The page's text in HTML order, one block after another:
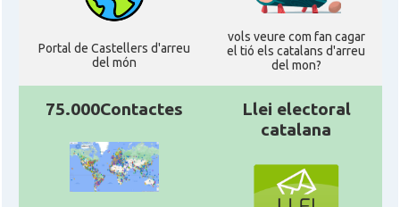
Portal de Castellers d'arreu
del món
vols veure com fan cagar
el tió els catalans d'arreu
del mon?
75.000Contactes
Llei electoral
catalana